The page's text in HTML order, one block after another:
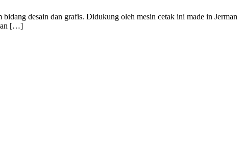
desain dan grafis. Didukung oleh mesin cetak ini made in Jerman
[…]